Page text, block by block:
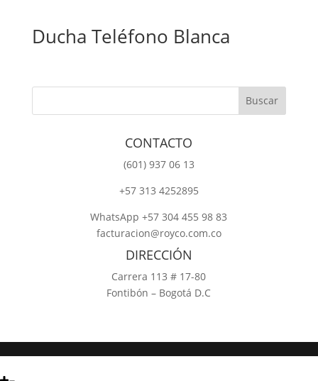
Ducha Teléfono Blanca
CONTACTO
‎(601) 937 06 13
‎+57 313 4252895
WhatsApp +57 304 455 98 83
facturacion@royco.com.co
DIRECCIÓN
Carrera 113 # 17-80
Fontibón – Bogotá D.C